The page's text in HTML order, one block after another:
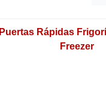
Puertas Rápidas
Freezer